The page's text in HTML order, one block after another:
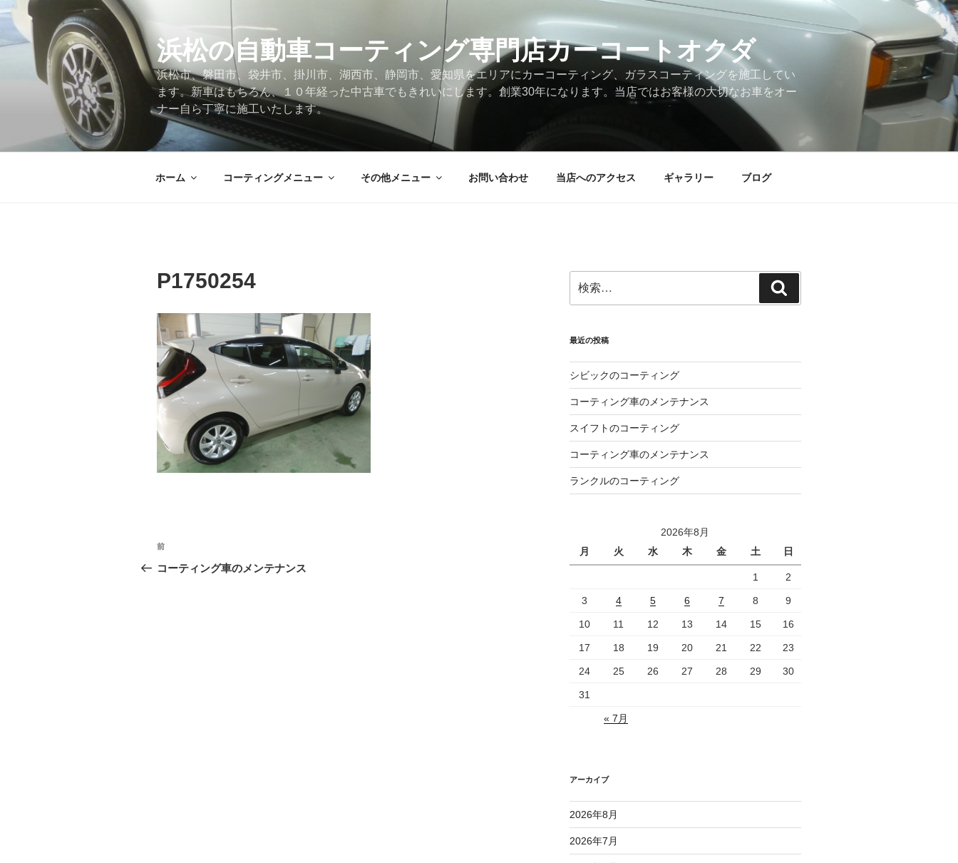
コ
テ
浜松の自動車コーティング専門店カーコートオクダ
浜松市、磐田市、袋井市、掛川市、湖西市、静岡市、愛知県をエリアにカーコーティング、ガラスコーティングを施工してい
ます。新車はもちろん、１０年経った中古車でもきれいにします。創業30年になります。当店ではお客様の大切なお車をオー
ナー自ら丁寧に施工いたします。
ホーム コーティングメニュー その他メニュー お問い合わせ 当店へのアクセス ギャラリー ブログ
P1750254
投
稿
前
の
前
コーティング車のメンテナンス
索:
索
最近の投稿
シビックのコーティング
コーティング車のメンテナンス
スイフトのコーティング
コーティング車のメンテナンス
ランクルのコーティング
2026年8月
月
火 水 木 金 土 日
1 2
3 4 5 6 7 8 9
10 11 12 13 14 15 16
17 18 19 20 21 22 23
24 25 26 27 28 29 30
31
« 7月
アーカイブ
2026年8月
2026年7月